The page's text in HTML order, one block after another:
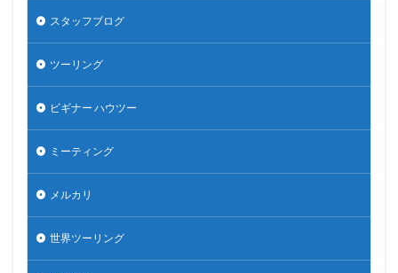
スタッフブログ
ツーリング
ビギナー ハウツー
ミーティング
メルカリ
世界ツーリング